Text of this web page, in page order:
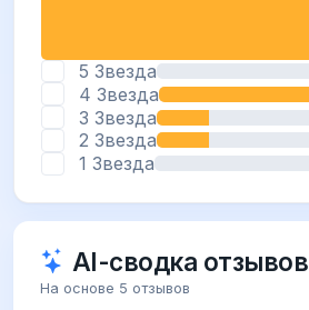
5 Звезда
4 Звезда
3 Звезда
2 Звезда
1 Звезда
AI-сводка отзывов
На основе 5 отзывов